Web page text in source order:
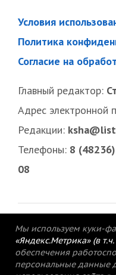
Условия
Политика
Согласие на
Главный редактор:
Адрес электронной
Редакции:
Телефоны: 8
08
Мы используем куки-
«Яндекс.Метрика» (в
обеспечения
персональные данные